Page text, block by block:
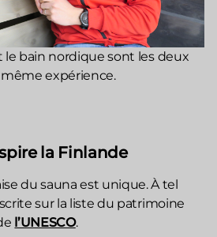
le bain nordique sont les deux
expérience.
la Finlande
du sauna est unique. À tel
sur la liste du patrimoine
l’UNESCO.